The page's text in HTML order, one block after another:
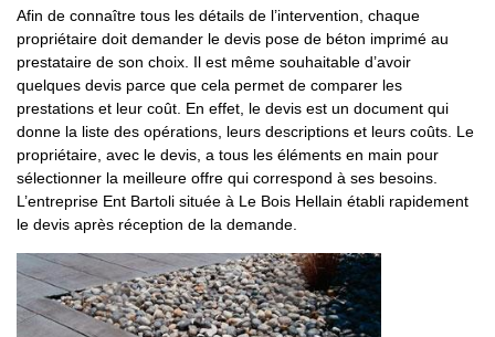
Afin de connaître tous les détails de l’intervention, chaque
propriétaire doit demander le devis pose de béton imprimé au
prestataire de son choix. Il est même souhaitable d’avoir
quelques devis parce que cela permet de comparer les
prestations et leur coût. En effet, le devis est un document qui
donne la liste des opérations, leurs descriptions et leurs coûts. Le
propriétaire, avec le devis, a tous les éléments en main pour
sélectionner la meilleure offre qui correspond à ses besoins.
L’entreprise Ent Bartoli située à Le Bois Hellain établi rapidement
le devis après réception de la demande.